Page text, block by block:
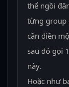
thể ngồi
từng group
cần điền
sau đó gọi
này.
Hoặc như